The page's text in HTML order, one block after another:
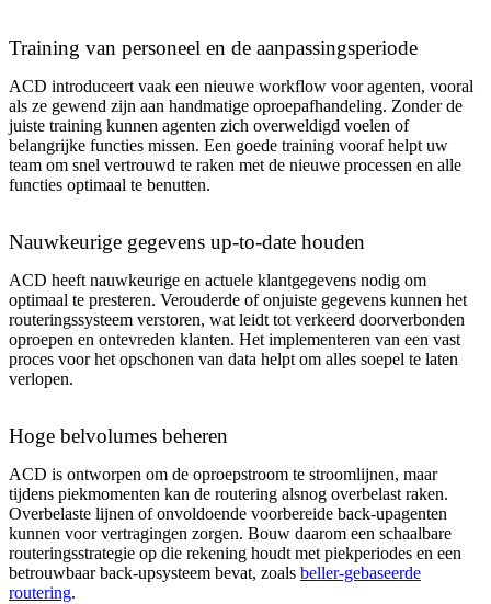
Training van personeel en de aanpassingsperiode
ACD introduceert vaak een nieuwe workflow voor agenten, vooral
als ze gewend zijn aan handmatige oproepafhandeling. Zonder de
juiste training kunnen agenten zich overweldigd voelen of
belangrijke functies missen. Een goede training vooraf helpt uw
team om snel vertrouwd te raken met de nieuwe processen en alle
functies optimaal te benutten.
Nauwkeurige gegevens up-to-date houden
ACD heeft nauwkeurige en actuele klantgegevens nodig om
optimaal te presteren. Verouderde of onjuiste gegevens kunnen het
routeringssysteem verstoren, wat leidt tot verkeerd doorverbonden
oproepen en ontevreden klanten. Het implementeren van een vast
proces voor het opschonen van data helpt om alles soepel te laten
verlopen.
Hoge belvolumes beheren
ACD is ontworpen om de oproepstroom te stroomlijnen, maar
tijdens piekmomenten kan de routering alsnog overbelast raken.
Overbelaste lijnen of onvoldoende voorbereide back-upagenten
kunnen voor vertragingen zorgen. Bouw daarom een schaalbare
routeringsstrategie op die rekening houdt met piekperiodes en een
betrouwbaar back-upsysteem bevat, zoals beller-gebaseerde
routering.